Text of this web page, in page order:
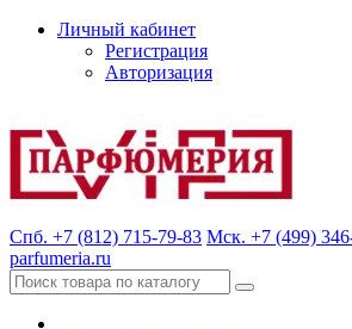
Личный кабинет
Регистрация
Авторизация
Спб. +7 (812) 715-79-83 Мск. +7 (499)
parfumeria.ru